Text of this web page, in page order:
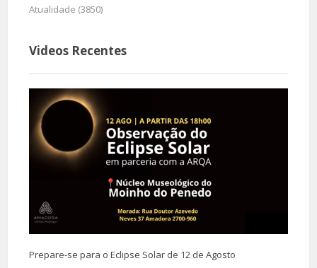
Atualidade (3850)
Videos Recentes
Prepare-se para o Eclipse Solar de 12 de Agosto